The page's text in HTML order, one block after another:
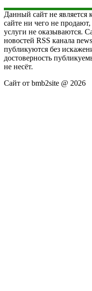
Данный сайт не
сайте ни чего не
услуги не оказываются.
новостей RSS канала
публикуются без
достоверность
не несёт.
Сайт от bmb2site @ 2026